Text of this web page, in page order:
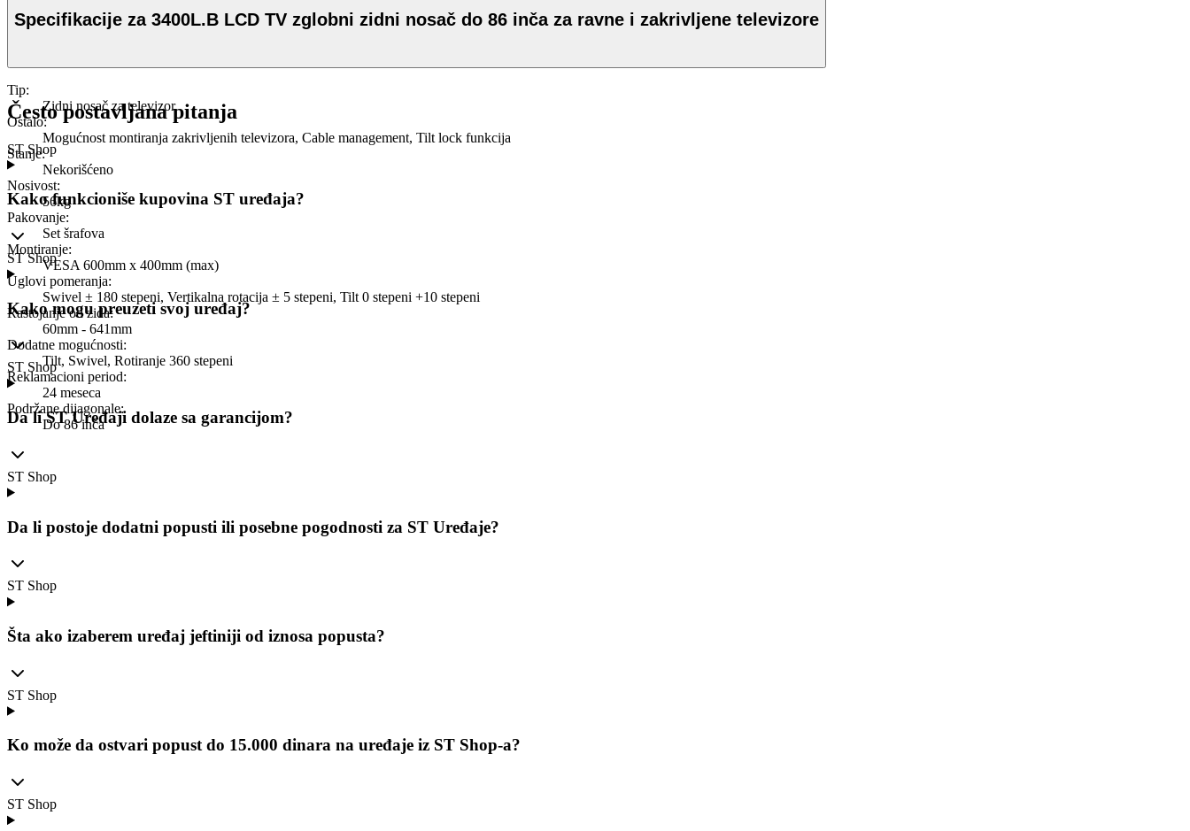
Specifikacije za 3400L.B LCD TV zglobni zidni nosač do 86 inča za ravne i zakrivljene televizore
Tip:
Zidni nosač za televizor
Ostalo:
Mogućnost montiranja zakrivljenih televizora, Cable management, Tilt lock funkcija
Stanje:
Nekorišćeno
Nosivost:
56kg
Pakovanje:
Set šrafova
Montiranje:
VESA 600mm x 400mm (max)
Uglovi pomeranja:
Swivel ± 180 stepeni, Vertikalna rotacija ± 5 stepeni, Tilt 0 stepeni +10 stepeni
Rastojanje od zida:
60mm - 641mm
Dodatne mogućnosti:
Tilt, Swivel, Rotiranje 360 stepeni
Reklamacioni period:
24 meseca
Podržane dijagonale:
Do 86 inča
Često postavljana pitanja
ST Shop
Kako funkcioniše kupovina ST uređaja?
ST Shop
Kako mogu preuzeti svoj uređaj?
ST Shop
Da li ST Uređaji dolaze sa garancijom?
ST Shop
Da li postoje dodatni popusti ili posebne pogodnosti za ST Uređaje?
ST Shop
Šta ako izaberem uređaj jeftiniji od iznosa popusta?
ST Shop
Ko može da ostvari popust do 15.000 dinara na uređaje iz ST Shop-a?
ST Shop